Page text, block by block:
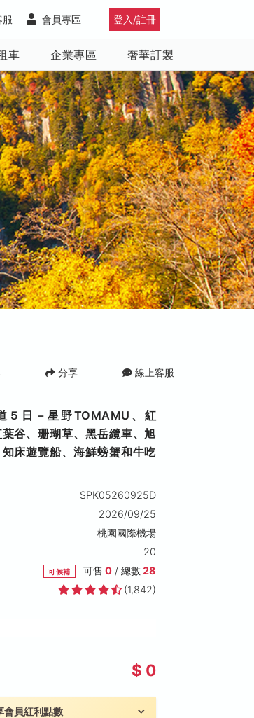
登入/註冊
會員專區
服
車 企業專區 奢華訂製
30 (三)
51,000
期
2026/10/01 (四)
售價: NT$ 55,000
分享 線上客服
５日－星野TOMAMU、紅
谷、珊瑚草、黑岳纜車、旭
床遊覽船、海鮮螃蟹和牛吃
SPK05260925D
2026/09/25
桃園國際機場
20
可候補 可售 0/ 總數28
(1,842)
$ 0
會員紅利點數